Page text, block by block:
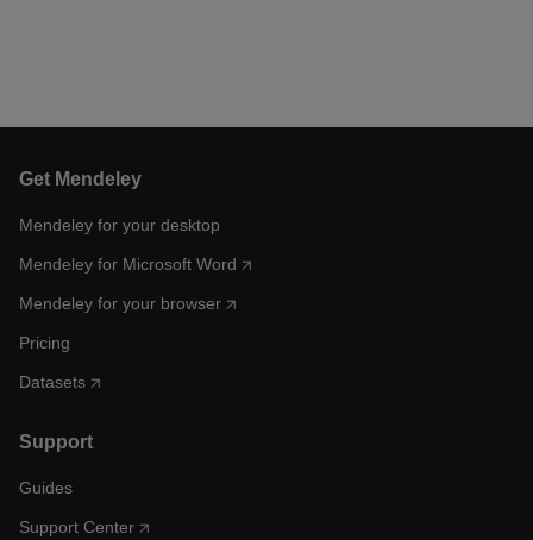
Get Mendeley
Mendeley for your desktop
Mendeley for Microsoft Word
Mendeley for your browser
Pricing
Datasets
Support
Guides
Support Center